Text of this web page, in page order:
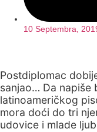
10 Septembra,
Postdiplomac
sanjao… Da napiše
latinoameričkog
mora doći do tri
udovice i mlade